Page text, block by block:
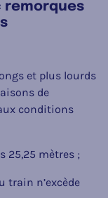
remorques
et plus lourds
de
conditions
25,25 mètres ;
train n’excède